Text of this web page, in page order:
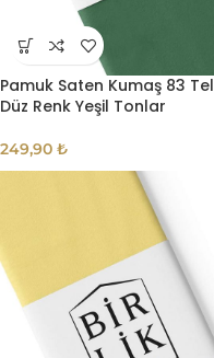
Pamuk Saten Kumaş 83 Tel
Düz Renk Yeşil Tonlar
249,90 ₺